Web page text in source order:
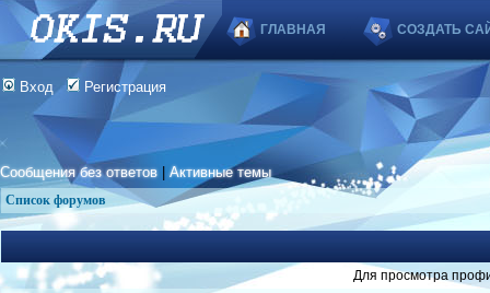
ГЛАВНАЯ СОЗДАТЬ
Вход Регистрация
Сообщения без ответов |Активные темы
Список форумов
Для просмотра